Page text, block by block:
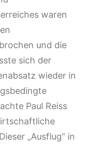
waren
und die
sich der
wieder in
Paul Reiss
„Ausflug“ in